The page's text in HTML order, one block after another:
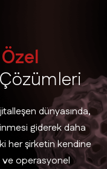
Özel
Çözümleri
dünyasında,
giderek daha
her şirketin kendine
ve operasyonel